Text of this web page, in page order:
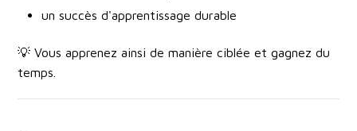
un succès d'apprentissage durable
💡 Vous apprenez ainsi de manière ciblée et gagnez du
temps.